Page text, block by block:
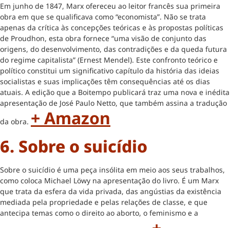
Em junho de 1847, Marx ofereceu ao leitor francês sua primeira
obra em que se qualificava como “economista”. Não se trata
apenas da crítica às concepções teóricas e às propostas políticas
de Proudhon, esta obra fornece “uma visão de conjunto das
origens, do desenvolvimento, das contradições e da queda futura
do regime capitalista” (Ernest Mendel). Este confronto teórico e
político constitui um significativo capítulo da história das ideias
socialistas e suas implicações têm consequências até os dias
atuais. A edição que a Boitempo publicará traz uma nova e inédita
apresentação de José Paulo Netto, que também assina a tradução
da obra. + Amazon
6. Sobre o suicídio
Sobre o suicídio é uma peça insólita em meio aos seus trabalhos,
como coloca Michael Löwy na apresentação do livro. É um Marx
que trata da esfera da vida privada, das angústias da existência
mediada pela propriedade e pelas relações de classe, e que
antecipa temas como o direito ao aborto, o feminismo e a